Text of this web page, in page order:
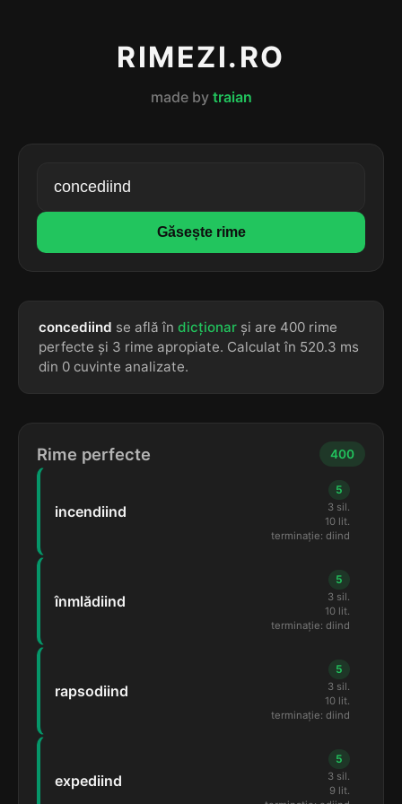
RIMEZI.RO
made by traian
Găsește rime
concediind se află în dicționar și are 400 rime
perfecte și 3 rime apropiate. Calculat în 520.3 ms
din 0 cuvinte analizate.
Rime perfecte 400
incendiind
5
3 sil.
10 lit.
terminație: diind
înmlădiind
5
3 sil.
10 lit.
terminație: diind
rapsodiind
5
3 sil.
10 lit.
terminație: diind
expediind
5
3 sil.
9 lit.